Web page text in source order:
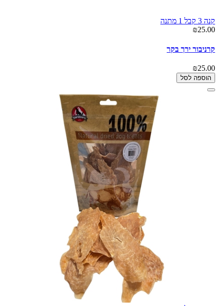
קנה 3 קבל 1 מתנה
₪25.00
קרניבור ירך בקר
₪25.00
הוספה לסל